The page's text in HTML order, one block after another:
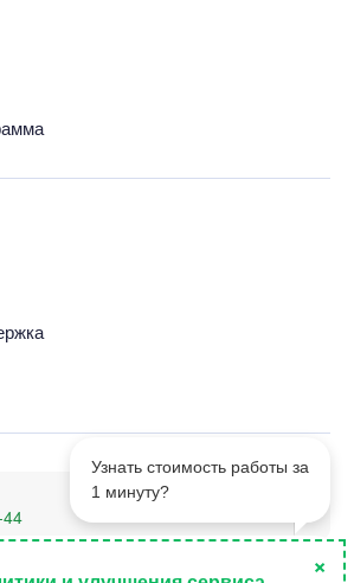
1
Узнать стоимость работы за
1 минуту?
×